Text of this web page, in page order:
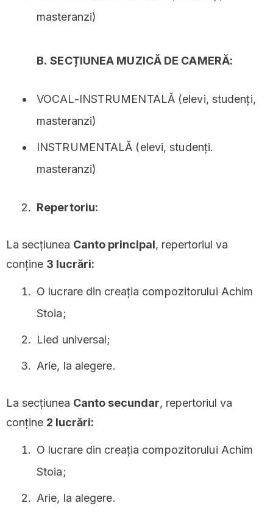
masteranzi)
B. SECȚIUNEA MUZICĂ DE CAMERĂ:
VOCAL-INSTRUMENTALĂ (elevi, studenți,
masteranzi)
INSTRUMENTALĂ (elevi, studenți.
masteranzi)
Repertoriu:
La secțiunea Canto principal, repertoriul va
conține 3 lucrări:
O lucrare din creația compozitorului Achim
Stoia;
Lied universal;
Arie, la alegere.
La secțiunea Canto secundar, repertoriul va
conține 2 lucrări:
O lucrare din creația compozitorului Achim
Stoia;
Arie, la alegere.